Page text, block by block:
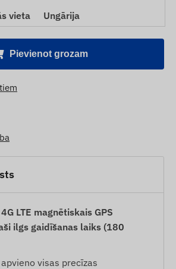
vieta
Ungārija
Pievienot grozam
LTE magnētiskais GPS
ilgs gaidīšanas laiks (180
apvieno visas precīzas